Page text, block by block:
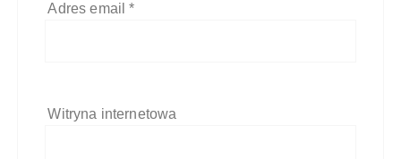
Adres email*
Witryna internetowa